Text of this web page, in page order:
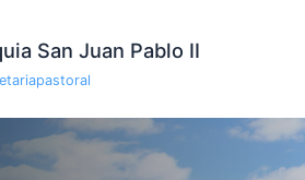
San Juan Pablo II